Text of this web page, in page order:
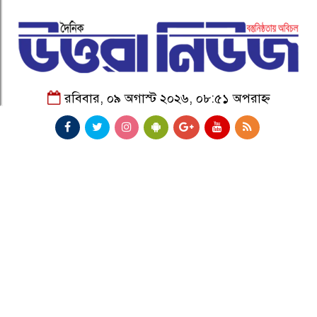
রবিবার, ০৯ অগাস্ট ২০২৬, ০৮:৫১ অপরাহ্ন